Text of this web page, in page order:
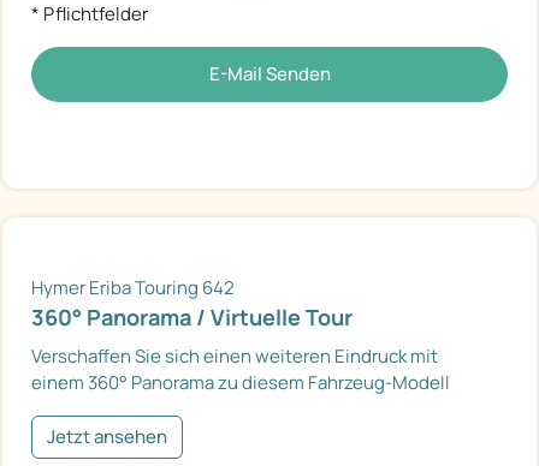
* Pflichtfelder
E-Mail Senden
Hymer Eriba Touring 642
360° Panorama / Virtuelle Tour
Verschaffen Sie sich einen weiteren Eindruck mit
einem 360° Panorama zu diesem Fahrzeug-Modell
Jetzt ansehen